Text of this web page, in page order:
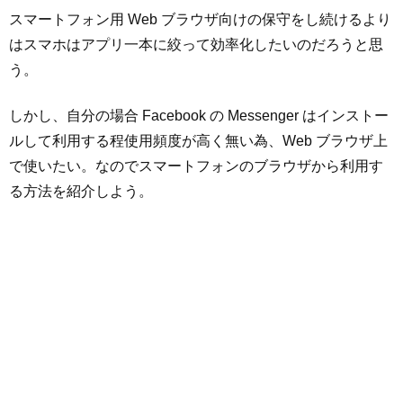
スマートフォン用 Web ブラウザ向けの保守をし続けるより
はスマホはアプリ一本に絞って効率化したいのだろうと思
う。
しかし、自分の場合 Facebook の Messenger はインストー
ルして利用する程使用頻度が高く無い為、Web ブラウザ上
で使いたい。なのでスマートフォンのブラウザから利用す
る方法を紹介しよう。